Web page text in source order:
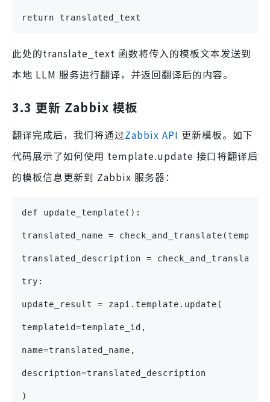
return translated_text
此处的translate_text 函数将传入的模板文本发送到
本地 LLM 服务进行翻译，并返回翻译后的内容。
3.3 更新 Zabbix 模板
翻译完成后，我们将通过Zabbix API 更新模板。如下
代码展示了如何使用 template.update 接口将翻译后
的模板信息更新到 Zabbix 服务器：
def update_template():
translated_name =
translated_description =
try:
update_result = zapi.template.update(
templateid=template_id,
name=translated_name,
description=translated_description
)